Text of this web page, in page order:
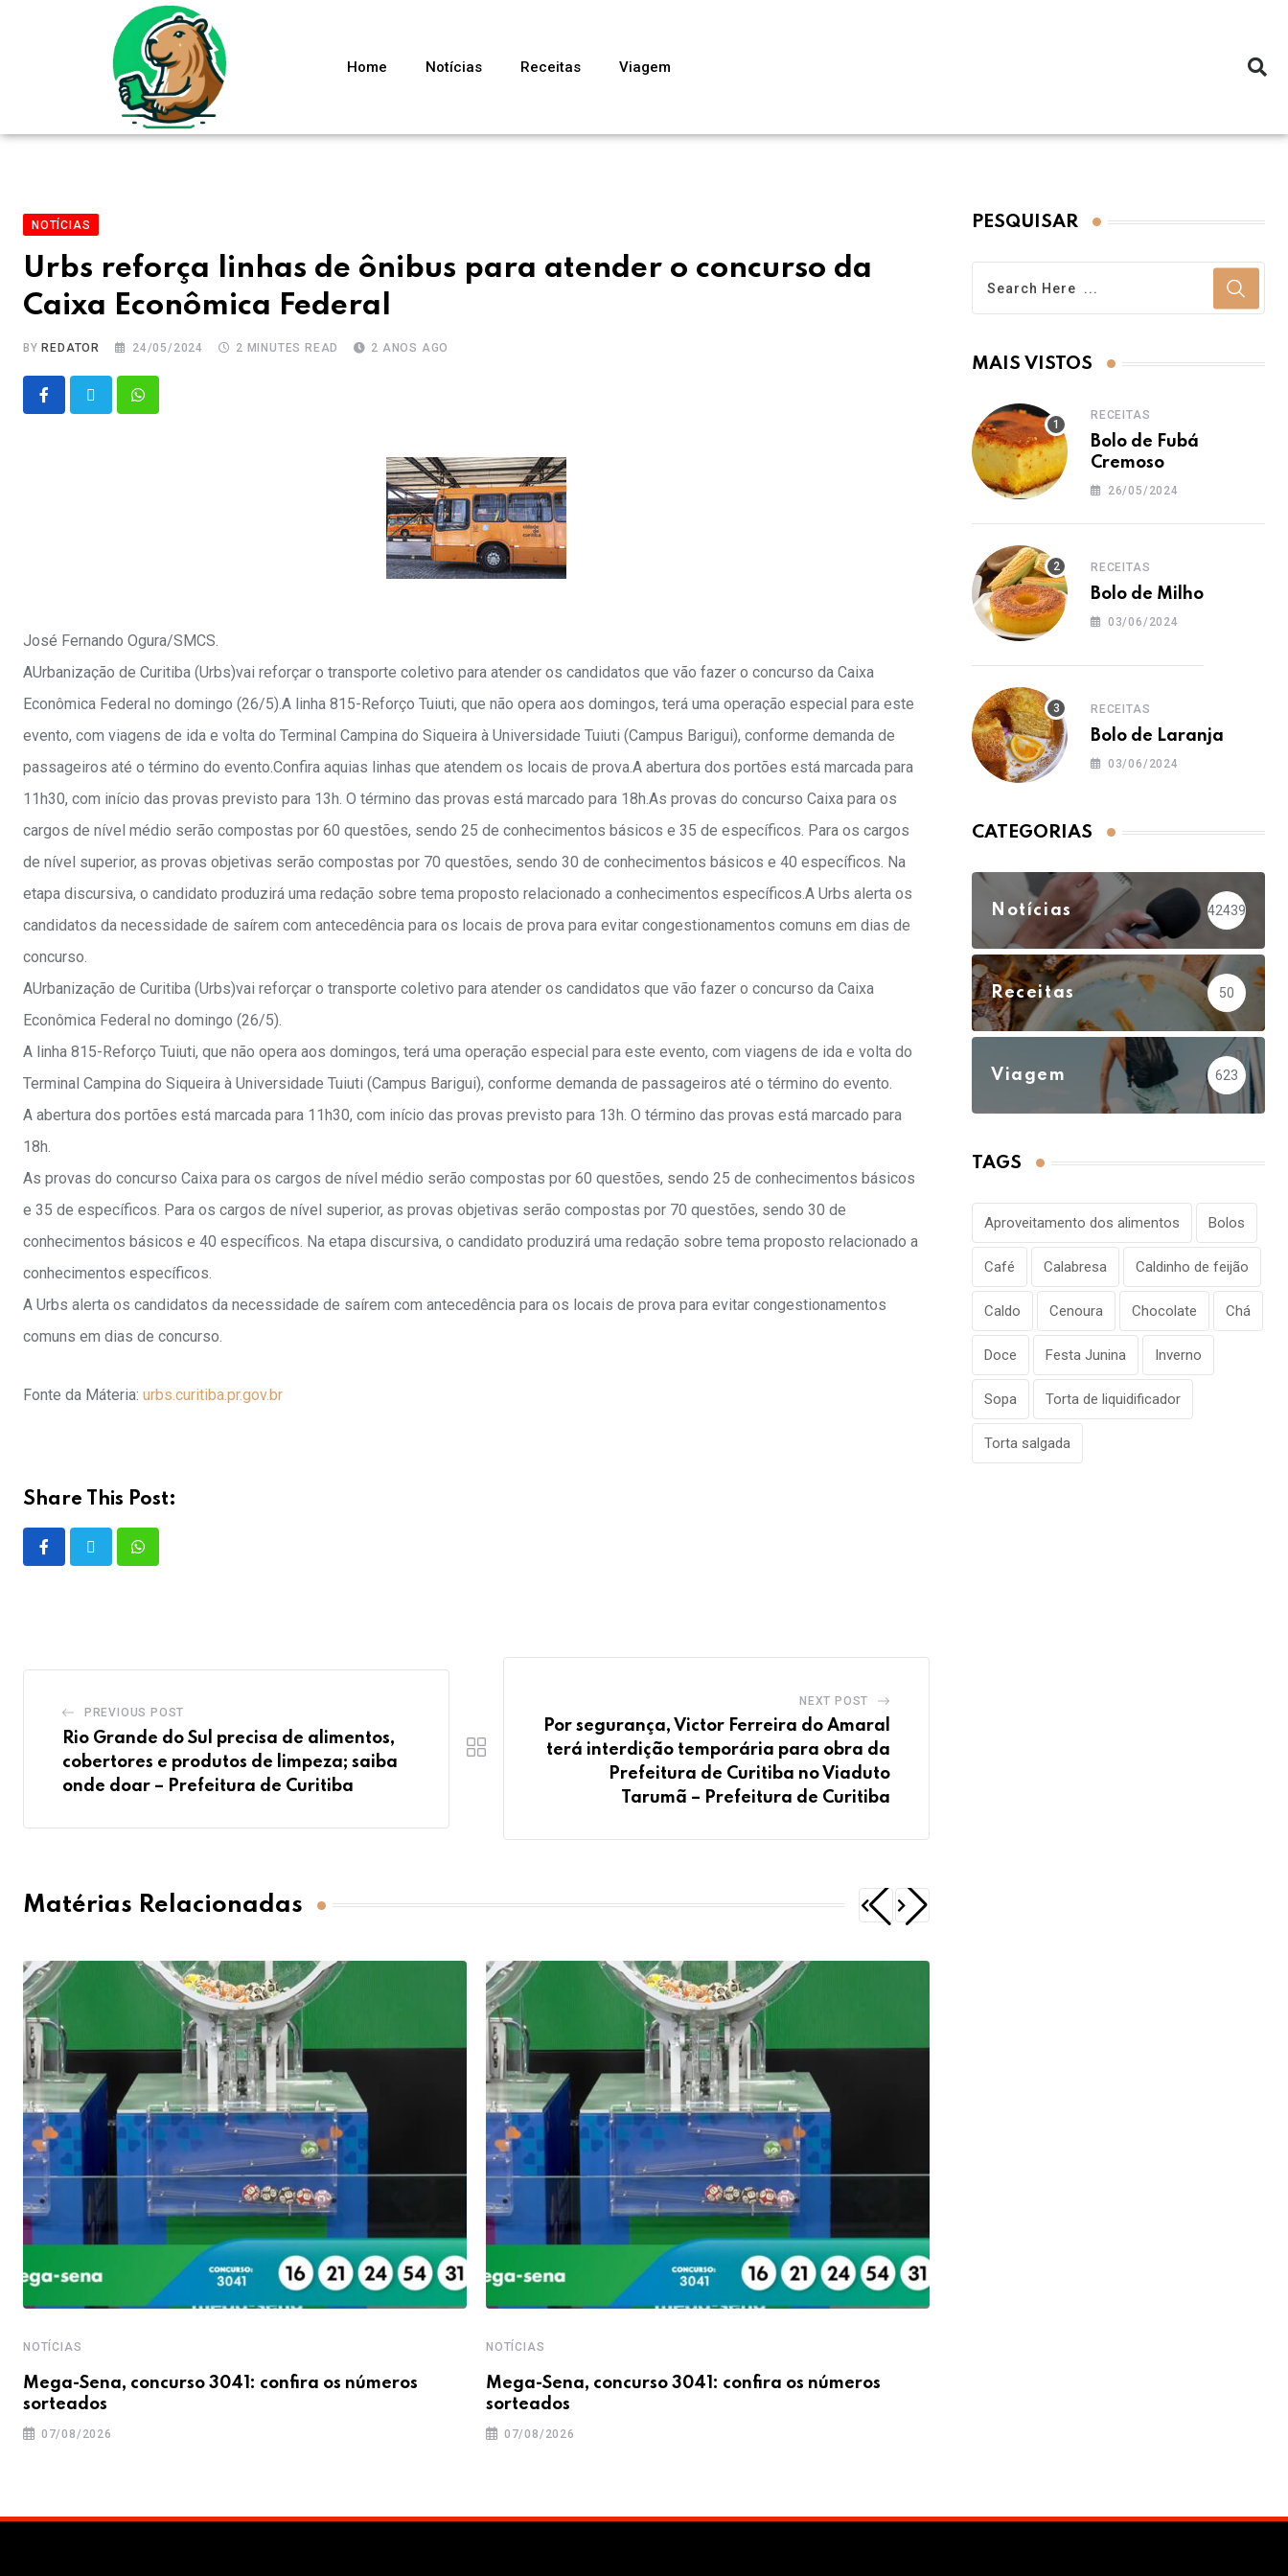
Home Notícias Receitas Viagem
NOTÍCIAS
Urbs reforça linhas de ônibus para atender o concurso da
Caixa Econômica Federal
BY REDATOR 24/05/2024 2 MINUTES READ 2 ANOS AGO
José Fernando Ogura/SMCS.
AUrbanização de Curitiba (Urbs)vai reforçar o transporte coletivo para atender os candidatos que vão fazer o concurso da Caixa
Econômica Federal no domingo (26/5).A linha 815-Reforço Tuiuti, que não opera aos domingos, terá uma operação especial para este
evento, com viagens de ida e volta do Terminal Campina do Siqueira à Universidade Tuiuti (Campus Barigui), conforme demanda de
passageiros até o término do evento.Confira aquias linhas que atendem os locais de prova.A abertura dos portões está marcada para
11h30, com início das provas previsto para 13h. O término das provas está marcado para 18h.As provas do concurso Caixa para os
cargos de nível médio serão compostas por 60 questões, sendo 25 de conhecimentos básicos e 35 de específicos. Para os cargos
de nível superior, as provas objetivas serão compostas por 70 questões, sendo 30 de conhecimentos básicos e 40 específicos. Na
etapa discursiva, o candidato produzirá uma redação sobre tema proposto relacionado a conhecimentos específicos.A Urbs alerta os
candidatos da necessidade de saírem com antecedência para os locais de prova para evitar congestionamentos comuns em dias de
concurso.
AUrbanização de Curitiba (Urbs)vai reforçar o transporte coletivo para atender os candidatos que vão fazer o concurso da Caixa
Econômica Federal no domingo (26/5).
A linha 815-Reforço Tuiuti, que não opera aos domingos, terá uma operação especial para este evento, com viagens de ida e volta do
Terminal Campina do Siqueira à Universidade Tuiuti (Campus Barigui), conforme demanda de passageiros até o término do evento.
A abertura dos portões está marcada para 11h30, com início das provas previsto para 13h. O término das provas está marcado para
18h.
As provas do concurso Caixa para os cargos de nível médio serão compostas por 60 questões, sendo 25 de conhecimentos básicos
e 35 de específicos. Para os cargos de nível superior, as provas objetivas serão compostas por 70 questões, sendo 30 de
conhecimentos básicos e 40 específicos. Na etapa discursiva, o candidato produzirá uma redação sobre tema proposto relacionado a
conhecimentos específicos.
A Urbs alerta os candidatos da necessidade de saírem com antecedência para os locais de prova para evitar congestionamentos
comuns em dias de concurso.
Fonte da Máteria: urbs.curitiba.pr.gov.br
Share This Post:
PREVIOUS POST
Rio Grande do Sul precisa de alimentos,
cobertores e produtos de limpeza; saiba
onde doar – Prefeitura de Curitiba
NEXT POST
Por segurança, Victor Ferreira do Amaral
terá interdição temporária para obra da
Prefeitura de Curitiba no Viaduto
Tarumã – Prefeitura de Curitiba
Matérias Relacionadas
NOTÍCIAS
Mega-Sena, concurso 3041: confira os números
sorteados
07/08/2026
NOTÍCIAS
Mega-Sena, concurso 3041: confira os números
sorteados
07/08/2026
PESQUISAR
MAIS VISTOS
RECEITAS
Bolo de Fubá
Cremoso
26/05/2024
RECEITAS
Bolo de Milho
03/06/2024
RECEITAS
Bolo de Laranja
03/06/2024
CATEGORIAS
Notícias 42439
Receitas 50
Viagem 623
TAGS
Aproveitamento dos alimentos Bolos
Café Calabresa Caldinho de feijão
Caldo Cenoura Chocolate Chá
Doce Festa Junina Inverno
Sopa Torta de liquidificador
Torta salgada